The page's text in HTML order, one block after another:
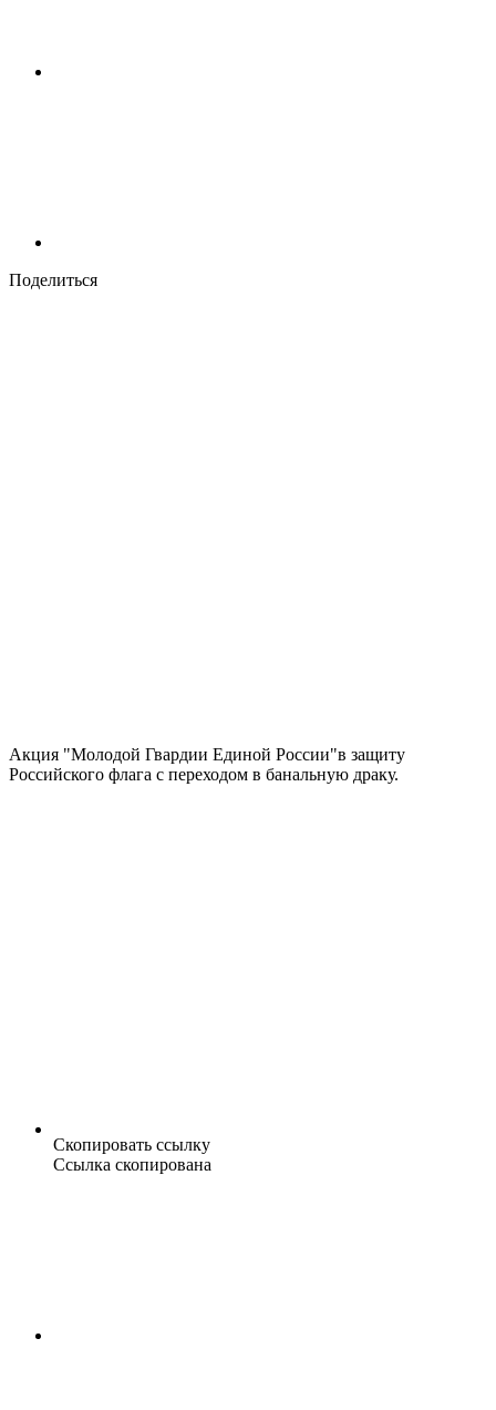
Поделиться
Акция "Молодой Гвардии Единой России"в защиту
Российского флага с переходом в банальную драку.
Скопировать ссылку
Ссылка скопирована